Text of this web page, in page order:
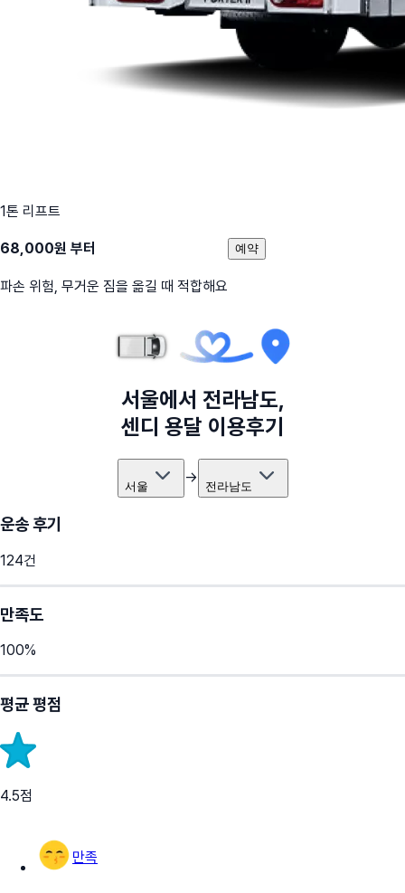
1톤 리프트
68,000원 부터
파손 위험, 무거운 짐을 옮길 때 적합해요
예약
서울에서 전라남도,
센디 용달 이용후기
서울 → 전라남도
운송 후기
124건
만족도
100%
평균 평점
4.5점
만족